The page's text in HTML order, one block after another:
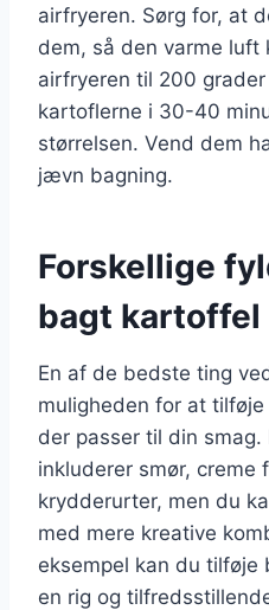
airfryeren. Sørg for, at
dem, så den varme luft
airfryeren til 200
kartoflerne i 30-40
størrelsen. Vend dem
jævn bagning.
Forskellige
bagt
En af de bedste ting
muligheden for at
der passer til din
inkluderer smør, creme
krydderurter, men du
med mere kreative
eksempel kan du tilføje
en rig og